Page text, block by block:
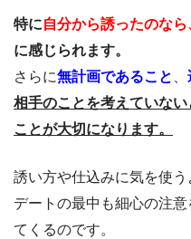
特に自分から誘ったのな
に感じられます。
さらに無計画であること 、
相手のことを考えていな
ことが大切になります。
誘い方や仕込みに気を使う
デートの最中も細心の注
てくるのです。